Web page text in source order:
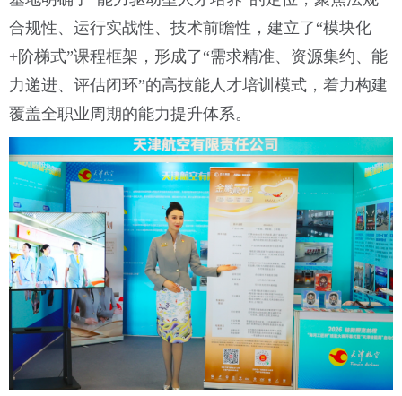
合规性、运行实战性、技术前瞻性，建立了“模块化
+阶梯式”课程框架，形成了“需求精准、资源集约、能
力递进、评估闭环”的高技能人才培训模式，着力构建
覆盖全职业周期的能力提升体系。